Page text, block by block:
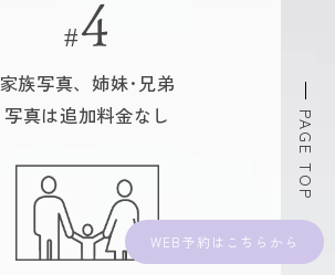
WEB予約
家族写真、姉妹･兄弟
写真は追加料金なし
PAGE TOP